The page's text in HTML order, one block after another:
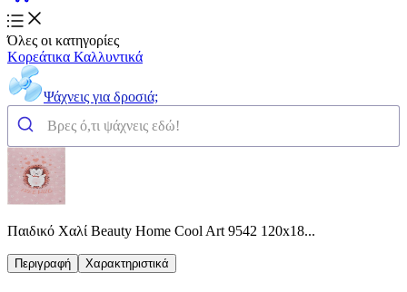
Όλες οι κατηγορίες
Κορεάτικα Καλλυντικά
Ψάχνεις για δροσιά;
Παιδικό Χαλί Beauty Home Cool Art 9542 120x18...
Περιγραφή Χαρακτηριστικά